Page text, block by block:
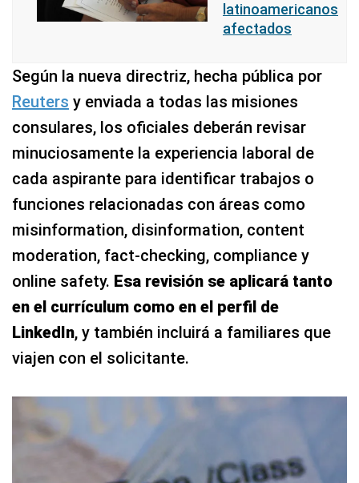
latinoamericanos
afectados
Según la nueva directriz, hecha pública por
Reuters y enviada a todas las misiones
consulares, los oficiales deberán revisar
minuciosamente la experiencia laboral de
cada aspirante para identificar trabajos o
funciones relacionadas con áreas como
misinformation, disinformation, content
moderation, fact-checking, compliance y
online safety. Esa revisión se aplicará tanto
en el currículum como en el perfil de
LinkedIn, y también incluirá a familiares que
viajen con el solicitante.